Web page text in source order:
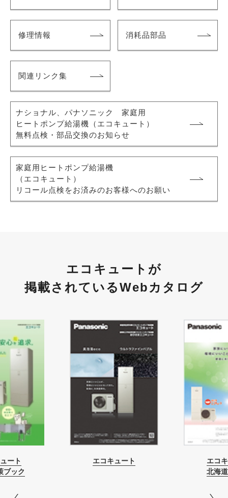
修理情報 消耗品部品
関連リンク集
ナショナル、パナソニック 家庭用
ヒートポンプ給湯機 （エコキュート）
無料点検・部品交換のお知らせ
家庭用ヒートポンプ給湯機
（エコキュート）
リコール点検をお済みのお客様へのお願い
エコキュートが
掲載されているWebカタログ
ート
ブック
エコキュート
エコ
北海